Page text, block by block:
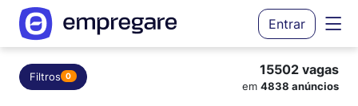
Entrar
Filtros 0 15502 vagas
em 4838 anúncios